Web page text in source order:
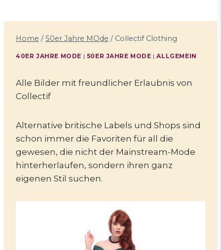
Home / 50er Jahre MOde / Collectif Clothing
40ER JAHRE MODE | 50ER JAHRE MODE |ALLGEMEIN
Alle Bilder mit freundlicher Erlaubnis von
Collectif
Alternative britische Labels und Shops sind
schon immer die Favoriten für all die
gewesen, die nicht der Mainstream-Mode
hinterherlaufen, sondern ihren ganz
eigenen Stil suchen.